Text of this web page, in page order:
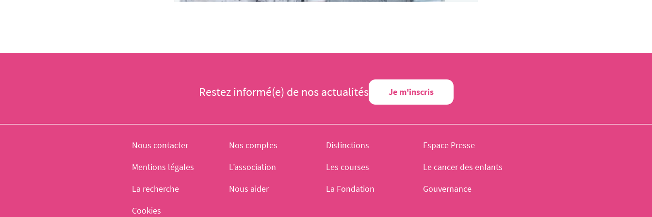
Restez informé(e) de nos actualités Je m'inscris
Nous contacter Nos comptes Distinctions
Espace Presse
Mentions légales
L’association Les courses
Le cancer des enfants
La recherche
Nous aider La Fondation
Gouvernance
Cookies